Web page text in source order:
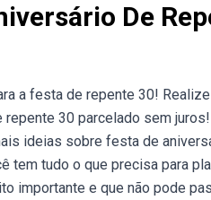
De
a festa de repente 30!
30 parcelado sem
ideias sobre festa de
tem tudo o que precisa para
importante e que não pode